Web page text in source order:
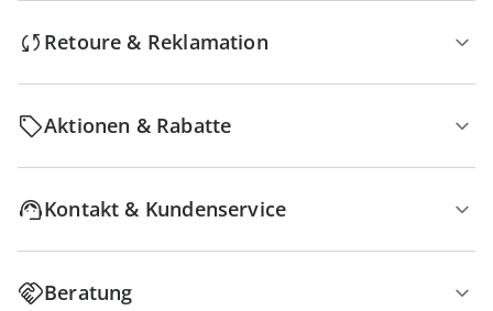
Retoure & Reklamation
Aktionen & Rabatte
Kontakt & Kundenservice
Beratung